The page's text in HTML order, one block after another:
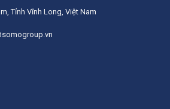
Tỉnh Vĩnh Long, Việt Nam